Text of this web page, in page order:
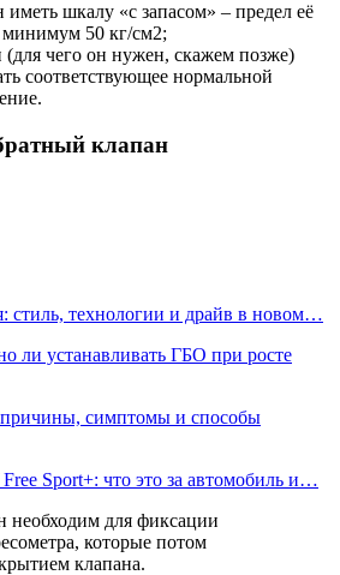
шкалу «с запасом» – предел её
50 кг/cм2;
(для чего он нужен, скажем позже)
соответствующее нормальной
клапан
стиль, технологии и драйв в новом…
ли устанавливать ГБО при росте
симптомы и способы
Sport+: что это за автомобиль и…
необходим для фиксации
которые потом
клапана.